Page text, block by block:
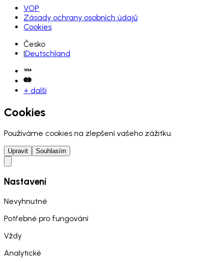
VOP
Zásady ochrany osobních údajů
Cookies
Česko
|Deutschland
+ další
Cookies
Používáme cookies na zlepšení vašeho zážitku.
Upravit Souhlasím
Nastavení
Nevyhnutné
Potřebné pro fungování
Vždy
Analytické